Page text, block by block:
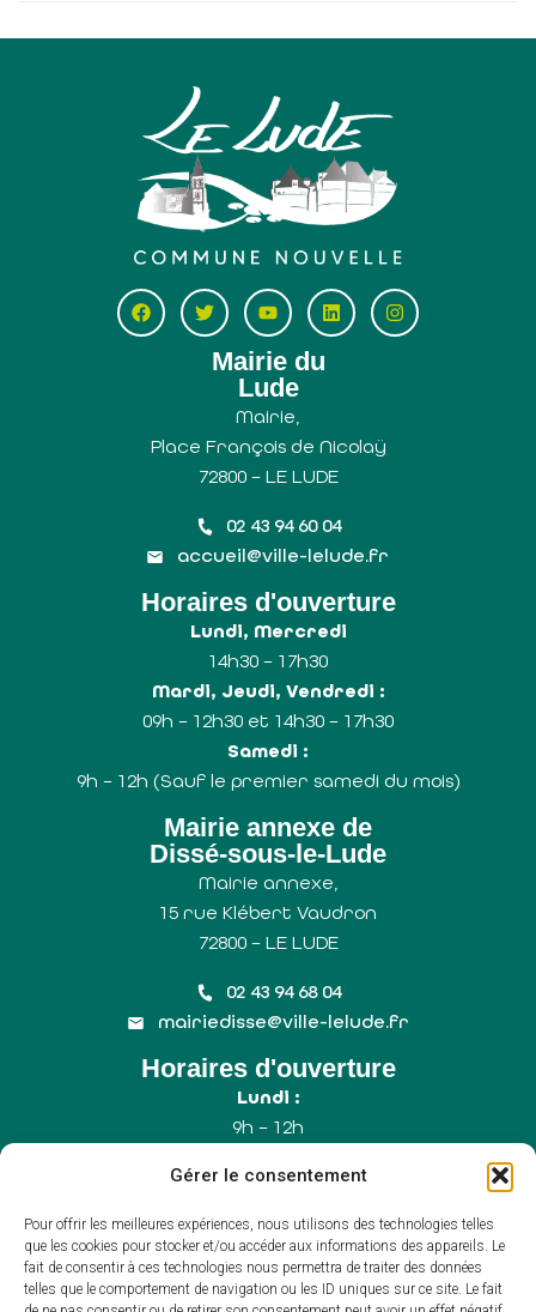
Gérer le consentement
Pour offrir les meilleures expériences, nous utilisons des technologies telles
que les cookies pour stocker et/ou accéder aux informations des appareils. Le
fait de consentir à ces technologies nous permettra de traiter des données
telles que le comportement de navigation ou les ID uniques sur ce site. Le fait
Mairie du
Lude
Mairie,
Place François de Nicolaÿ
72800 – LE LUDE
02 43 94 60 04
accueil@ville-lelude.fr
Horaires d'ouverture
Lundi, Mercredi
14h30 – 17h30
Mardi, Jeudi, Vendredi :
09h – 12h30 et 14h30 – 17h30
Samedi :
9h – 12h (Sauf le premier samedi du mois)
Mairie annexe de
Dissé-sous-le-Lude
Mairie annexe,
15 rue Klébert Vaudron
72800 – LE LUDE
02 43 94 68 04
mairiedisse@ville-lelude.fr
Horaires d'ouverture
Lundi :
9h – 12h
9h – 12h
Samedi :
9h – 12h (Uniquement le 1er samedi du mois)